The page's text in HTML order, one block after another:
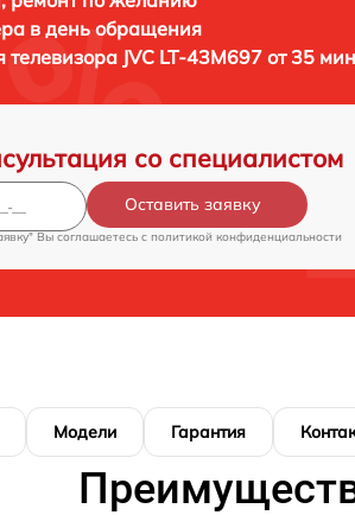
в день обращения
JVC LT-43M697 от 35
со специалистом
Оставить заявку
Вы соглашаетесь c политикой конфиденциальности
Модели Гарантия